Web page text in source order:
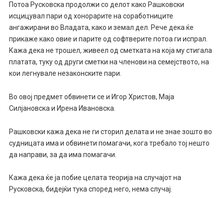
Потоа Русковска продолжи со делот како Рашковски
исцицувал пари од хонорарите на соработниците
ангажирани во Владата, како и земал дел. Рече дека ќе
прикаже како овие и парите од софтверите потоа ги испрал.
Кажа дека не трошел, живеел од сметката на која му стигала
платата, туку од други сметки на членови на семејството, на
кои легнувале незаконските пари.
Во овој предмет обвинети се и Игор Христов, Маја
Силјановска и Ирена Ивановска.
Рашковски кажа дека не ги сторил делата и не знае зошто во
судницата има и обвинети помагачи, кога требало тој нешто
да направи, за да има помагачи.
Кажа дека ќе ја побие целата теорија на случајот на
Русковска, бидејќи тука според него, нема случај.